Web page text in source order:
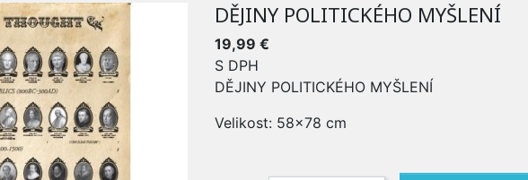
DĚJINY POLITICKÉHO MYŠLENÍ
19,99 €
S DPH
DĚJINY POLITICKÉHO MYŠLENÍ
Velikost: 58x78 cm